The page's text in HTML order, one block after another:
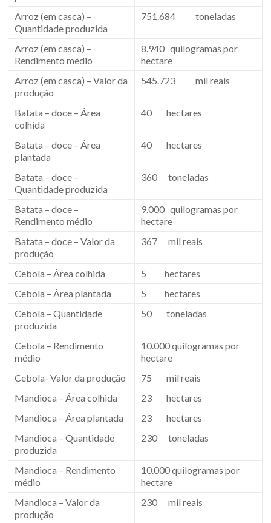
Arroz (em casca) –
Quantidade produzida
751.684 toneladas
Arroz (em casca) –
Rendimento médio
8.940 quilogramas por
hectare
Arroz (em casca) – Valor da
produção
545.723 mil reais
Batata – doce – Área
colhida
40 hectares
Batata – doce – Área
plantada
40 hectares
Batata – doce –
Quantidade produzida
360 toneladas
Batata – doce –
Rendimento médio
9.000 quilogramas por
hectare
Batata – doce – Valor da
produção
367 mil reais
Cebola – Área colhida
5 hectares
Cebola – Área plantada
5 hectares
Cebola – Quantidade
produzida
50 toneladas
Cebola – Rendimento
médio
10.000 quilogramas por
hectare
Cebola- Valor da produção
75 mil reais
Mandioca – Área colhida
23 hectares
Mandioca – Área plantada
23 hectares
Mandioca – Quantidade
produzida
230 toneladas
Mandioca – Rendimento
médio
10.000 quilogramas por
hectare
Mandioca – Valor da
produção
230 mil reais